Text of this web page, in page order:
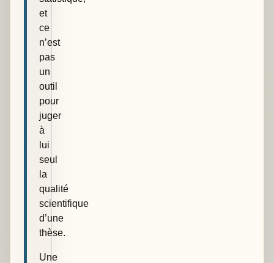
et
ce
n’est
pas
un
outil
pour
juger
à
lui
seul
la
qualité
scientifique
d’une
thèse.
Une